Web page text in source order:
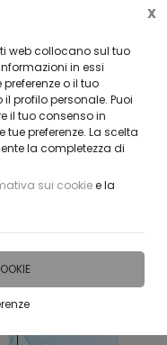
web collocano sul tuo
in essi
o il tuo
profilo personale. Puoi
il tuo consenso in
preferenze. La scelta
la completezza di
sui cookiee la
X
ATTIVI ADESSO